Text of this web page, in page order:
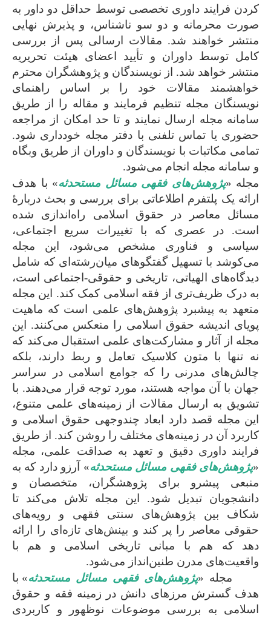
کردن فرایند داوری تخصصی توسط حداقل دو داور به
صورت محرمانه و دو سو ناشناس، و پذیرش نهایی
منتشر خواهند شد. مقالات ارسالی پس از بررسی
کامل توسط داوران و تأیید اعضای هیئت تحریریه
منتشر خواهد شد. از نویسندگان و پژوهشگران محترم
خواهشمند مقالات خود را بر اساس راهنمای
نویسنگان مجله تنظیم فرمایند و مقاله را از طریق
سامانه مجله ارسال نمایند و تا حد امکان از مراجعه
حضوری یا تماس تلفنی با دفتر مجله خودداری شود.
تمامی مکاتبات با نویسندگان و داوران از طریق وبگاه
و سامانه مجله انجام می‌شود.
مجله «پژوهش‌های فقهی مسائل مستحدثه» با هدف
ارائه یک پلتفرم اطلاعاتی برای بررسی و بحث دربارۀ
مسائل معاصر در حقوق اسلامی راه‌اندازی شده
است. در عصری که با تغییرات سریع اجتماعی،
سیاسی و فناوری مشخص می‌شود، این مجله
می‌کوشد با تسهیل گفتگوهای میان‌رشته‌ای که شامل
دیدگاه‌های الهیاتی، تاریخی و حقوقی-اجتماعی است،
به درک ظریف‌تری از فقه اسلامی کمک کند. این مجله
متعهد به پیشبرد پژوهش‌های علمی است که ماهیت
پویای اندیشه حقوق اسلامی را منعکس می‌کنند. این
مجله از آثار و مشارکت‌های علمی استقبال می‌کند که
نه تنها با متون کلاسیک تعامل و ربط دارند، بلکه
چالش‌های مدرنی را که جوامع اسلامی در سراسر
جهان با آن مواجه هستند، مورد توجه قرار می‌دهند. با
تشویق به ارسال مقالات از زمینه‌های علمی متنوع،
این مجله قصد دارد ابعاد چندوجهی حقوق اسلامی و
کاربرد آن در زمینه‌های مختلف را روشن کند. از طریق
فرایند داوری دقیق و تعهد به صداقت علمی، مجله
«پژوهش‌های فقهی مسائل مستحدثه» آرزو دارد که به
منبعی پیشرو برای پژوهشگران، متخصصان و
دانشجویان تبدیل شود. این مجله تلاش می‌کند تا
شکاف بین پژوهش‌های سنتی فقهی و رویه‌های
حقوقی معاصر را پر کند و بینش‌های تازه‌ای را ارائه
دهد که هم با مبانی تاریخی اسلامی و هم با
واقعیت‌های مدرن طنین‌انداز می‌شود.
مجله «پژوهش‌های فقهی مسائل مستحدثه» با
هدف گسترش مرزهای دانش در زمینه فقه و حقوق
اسلامی به بررسی موضوعات نوظهور و کاربردی